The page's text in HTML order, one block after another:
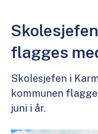
flagges
Skolesjefen i
kommunen
juni i år.